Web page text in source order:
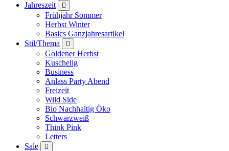
Jahreszeit
Frühjahr Sommer
Herbst Winter
Basics Ganzjahresartikel
Stil/Thema
Goldener Herbst
Kuschelig
Business
Anlass Party Abend
Freizeit
Wild Side
Bio Nachhaltig Öko
Schwarzweiß
Think Pink
Letters
Sale